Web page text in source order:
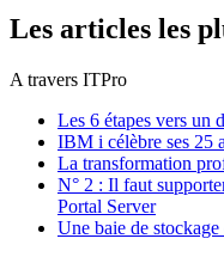
Les articles les
A travers ITPro
Les 6 étapes vers un
IBM i célèbre ses 25
La transformation
N° 2 : Il faut
Portal Server
Une baie de stockage